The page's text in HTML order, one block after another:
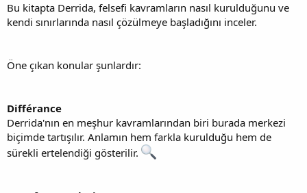
Bu kitapta Derrida, felsefi kavramların nasıl kurulduğunu ve
kendi sınırlarında nasıl çözülmeye başladığını inceler.
Öne çıkan konular şunlardır:
Différance
Derrida'nın en meşhur kavramlarından biri burada merkezi
biçimde tartışılır. Anlamın hem farkla kurulduğu hem de
sürekli ertelendiği gösterilir.